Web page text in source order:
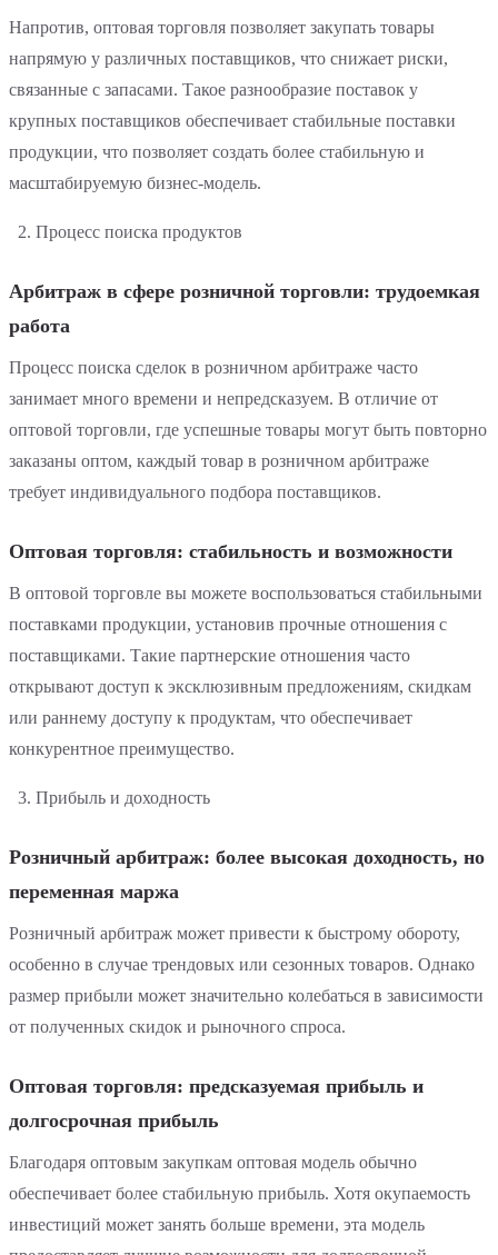
Напротив, оптовая торговля позволяет закупать товары
напрямую у различных поставщиков, что снижает риски,
связанные с запасами. Такое разнообразие поставок у
крупных поставщиков обеспечивает стабильные поставки
продукции, что позволяет создать более стабильную и
масштабируемую бизнес-модель.
Процесс поиска продуктов
Арбитраж в сфере розничной торговли: трудоемкая
работа
Процесс поиска сделок в розничном арбитраже часто
занимает много времени и непредсказуем. В отличие от
оптовой торговли, где успешные товары могут быть повторно
заказаны оптом, каждый товар в розничном арбитраже
требует индивидуального подбора поставщиков.
Оптовая торговля: стабильность и возможности
В оптовой торговле вы можете воспользоваться стабильными
поставками продукции, установив прочные отношения с
поставщиками. Такие партнерские отношения часто
открывают доступ к эксклюзивным предложениям, скидкам
или раннему доступу к продуктам, что обеспечивает
конкурентное преимущество.
Прибыль и доходность
Розничный арбитраж: более высокая доходность, но
переменная маржа
Розничный арбитраж может привести к быстрому обороту,
особенно в случае трендовых или сезонных товаров. Однако
размер прибыли может значительно колебаться в зависимости
от полученных скидок и рыночного спроса.
Оптовая торговля: предсказуемая прибыль и
долгосрочная прибыль
Благодаря оптовым закупкам оптовая модель обычно
обеспечивает более стабильную прибыль. Хотя окупаемость
инвестиций может занять больше времени, эта модель